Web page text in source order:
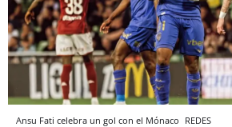
Ansu Fati celebra un gol con el Mónaco REDES